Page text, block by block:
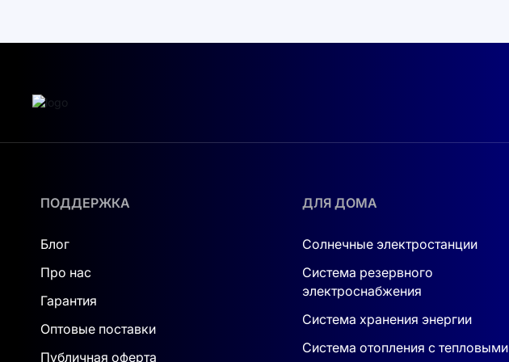
ПОДДЕРЖКА
Блог
Про нас
Гарантия
Оптовые поставки
Публичная оферта
ДЛЯ ДОМА
Солнечные электростанции
Система резервного
электроснабжения
Система хранения энергии
Система отопления с тепловыми